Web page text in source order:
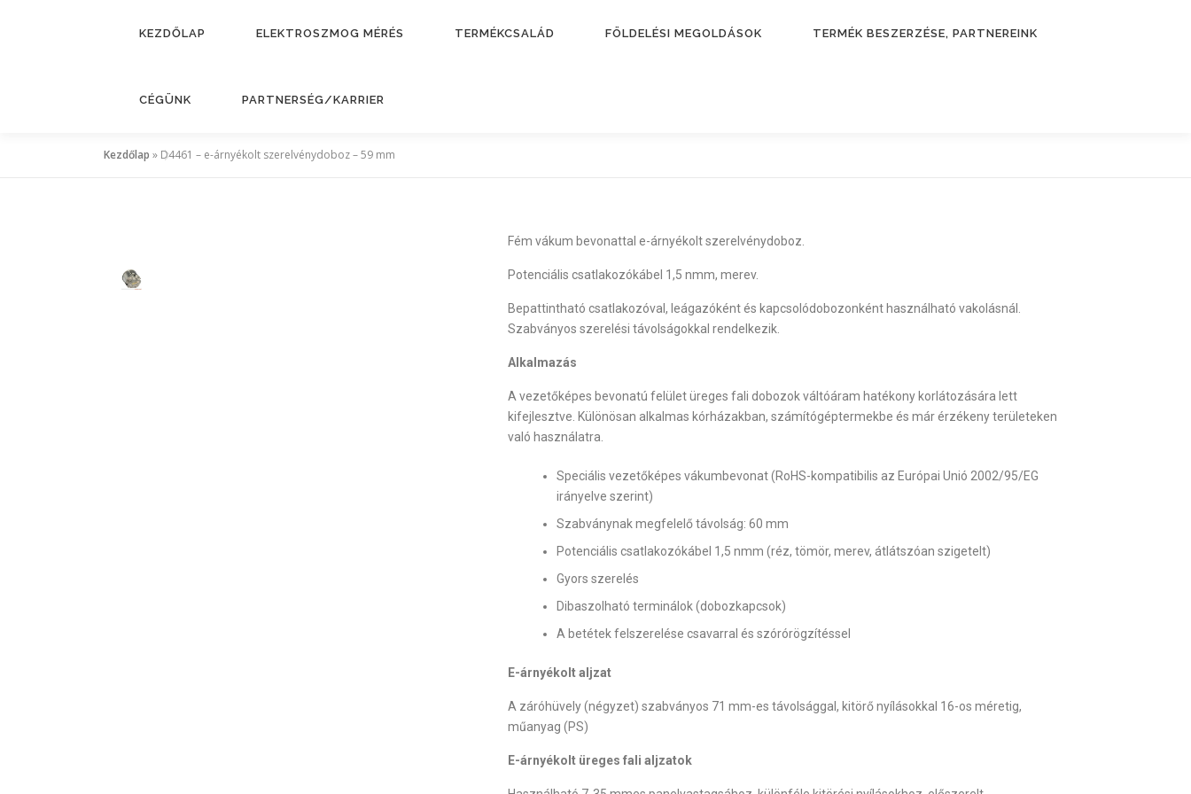
KEZDŐLAP ELEKTROSZMOG MÉRÉS TERMÉKCSALÁD FÖLDELÉSI MEGOLDÁSOK TERMÉK BESZERZÉSE, PARTNEREINK
CÉGÜNK PARTNERSÉG/KARRIER
Kezdőlap » D4461 – e-árnyékolt szerelvénydoboz – 59 mm
Fém vákum bevonattal e-árnyékolt szerelvénydoboz.
Potenciális csatlakozókábel 1,5 nmm, merev.
Bepattintható csatlakozóval, leágazóként és kapcsolódobozonként használható vakolásnál.
Szabványos szerelési távolságokkal rendelkezik.
Alkalmazás
A vezetőképes bevonatú felület üreges fali dobozok váltóáram hatékony korlátozására lett
kifejlesztve. Különösan alkalmas kórházakban, számítógéptermekbe és már érzékeny területeken
való használatra.
Speciális vezetőképes vákumbevonat (RoHS-kompatibilis az Európai Unió 2002/95/EG
irányelve szerint)
Szabványnak megfelelő távolság: 60 mm
Potenciális csatlakozókábel 1,5 nmm (réz, tömör, merev, átlátszóan szigetelt)
Gyors szerelés
Dibaszolható terminálok (dobozkapcsok)
A betétek felszerelése csavarral és szórórögzítéssel
E-árnyékolt aljzat
A záróhüvely (négyzet) szabványos 71 mm-es távolsággal, kitörő nyílásokkal 16-os méretig,
műanyag (PS)
E-árnyékolt üreges fali aljzatok